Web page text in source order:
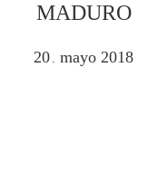
MADURO
20 . mayo 2018